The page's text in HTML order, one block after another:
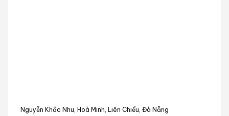
Nguyễn Khắc Nhu, Hoà Minh, Liên Chiểu, Đà Nẵng